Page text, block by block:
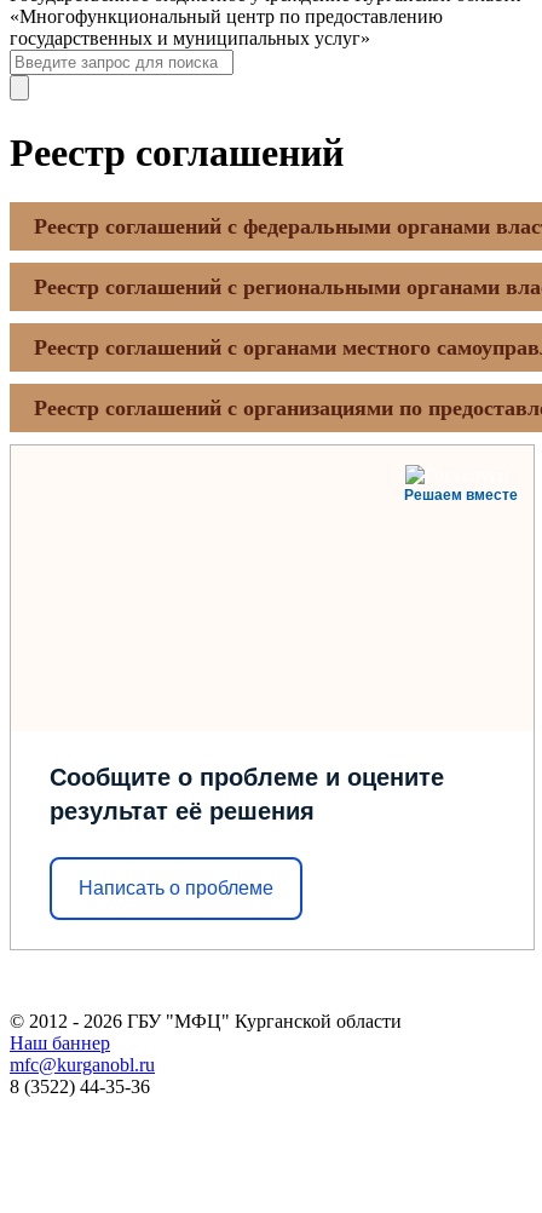
«Многофункциональный центр по предоставлению
государственных и муниципальных услуг»
Реестр соглашений
Реестр соглашений с федеральными органами
Реестр соглашений с региональными органами
Реестр соглашений с органами местного
Реестр соглашений с организациями по
Решаем вместе
Сообщите о проблеме и оцените
результат её решения
Написать о проблеме
© 2012 - 2026 ГБУ "МФЦ" Курганской области
Наш баннер
mfc@kurganobl.ru
8 (3522) 44-35-36